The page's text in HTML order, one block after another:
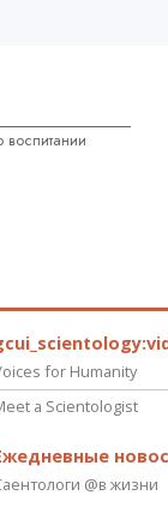
воспитании
for Humanity
a Scientologist
@в жизни